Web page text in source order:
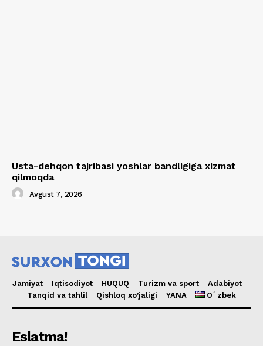
Usta-dehqon tajribasi yoshlar bandligiga xizmat
qilmoqda
Avgust 7, 2026
Jamiyat Iqtisodiyot HUQUQ Turizm va sport
Adabiyot
Tanqid va tahlil
Qishloq xo’jaligi YANA Oʻzbek
Eslatma!